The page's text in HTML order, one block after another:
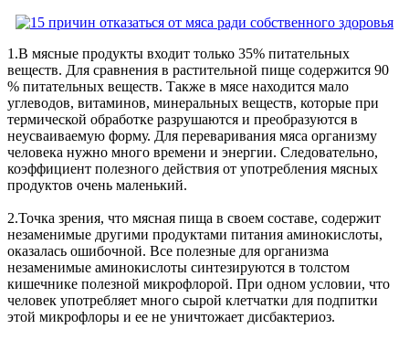
1.В мясные продукты входит только 35% питательных
веществ. Для сравнения в растительной пище содержится 90
% питательных веществ. Также в мясе находится мало
углеводов, витаминов, минеральных веществ, которые при
термической обработке разрушаются и преобразуются в
неусваиваемую форму. Для переваривания мяса организму
человека нужно много времени и энергии. Следовательно,
коэффициент полезного действия от употребления мясных
продуктов очень маленький.
2.Точка зрения, что мясная пища в своем составе, содержит
незаменимые другими продуктами питания аминокислоты,
оказалась ошибочной. Все полезные для организма
незаменимые аминокислоты синтезируются в толстом
кишечнике полезной микрофлорой. При одном условии, что
человек употребляет много сырой клетчатки для подпитки
этой микрофлоры и ее не уничтожает дисбактериоз.